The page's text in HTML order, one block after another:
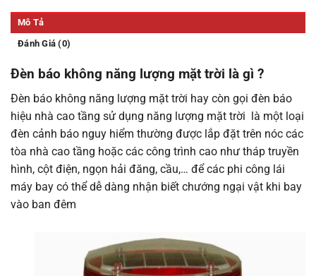
Mô Tả
Đánh Giá (0)
Đèn báo không năng lượng mặt trời là gì ?
Đèn báo không năng lượng mặt trời hay còn gọi đèn báo
hiệu nhà cao tầng sử dụng năng lượng mặt trời là một loại
đèn cảnh báo nguy hiểm thường được lắp đặt trên nóc các
tòa nhà cao tầng hoặc các công trình cao như tháp truyền
hình, cột điện, ngọn hải đăng, cầu,… để các phi công lái
máy bay có thể dễ dàng nhận biết chướng ngại vật khi bay
vào ban đêm